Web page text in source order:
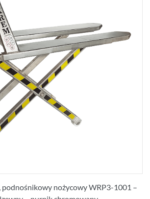
podnośnikowy nożycowy WRP3-1001 –